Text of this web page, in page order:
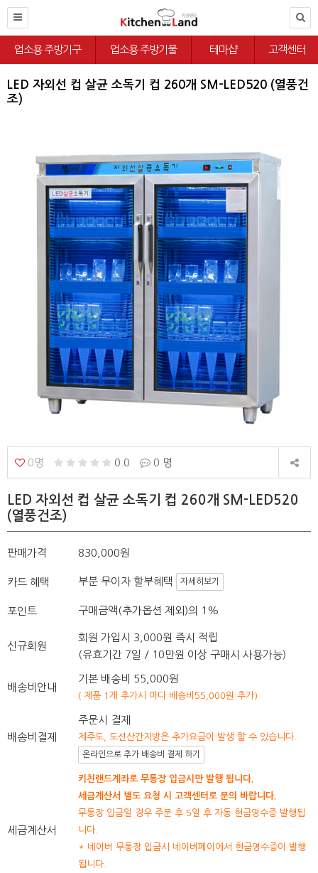
업소용 주방기구 업소용 주방기물 테마샵 고객센터
LED 자외선 컵 살균 소독기 컵 260개 SM-LED520 (열풍건
조)
0명 0.0 0 명
LED 자외선 컵 살균 소독기 컵 260개 SM-LED520
(열풍건조)
판매가격 830,000원
카드 혜택 부분 무이자 할부혜택 자세히보기
포인트 구매금액(추가옵션 제외)의 1%
신규회원
회원 가입시 3,000원 즉시 적립
(유효기간 7일 / 10만원 이상 구매시 사용가능)
배송비안내
기본 배송비 55,000원
( 제품 1개 추가시 마다 배송비55,000원 추가)
배송비결제
주문시 결제
제주도, 도선산간지방은 추가요금이 발생 할 수 있습니다.
온라인으로 추가 배송비 결제 하기
세금계산서
키친랜드계좌로 무통장 입금시만 발행 됩니다.
세금계산서 별도 요청 시 고객센터로 문의 바랍니다.
무통장 입금일 경우 주문 후 5일 후 자동 현금영수증 발행됩
니다.
* 네이버 무통장 입금시 네이버페이에서 현금영수증이 발행
됩니다.